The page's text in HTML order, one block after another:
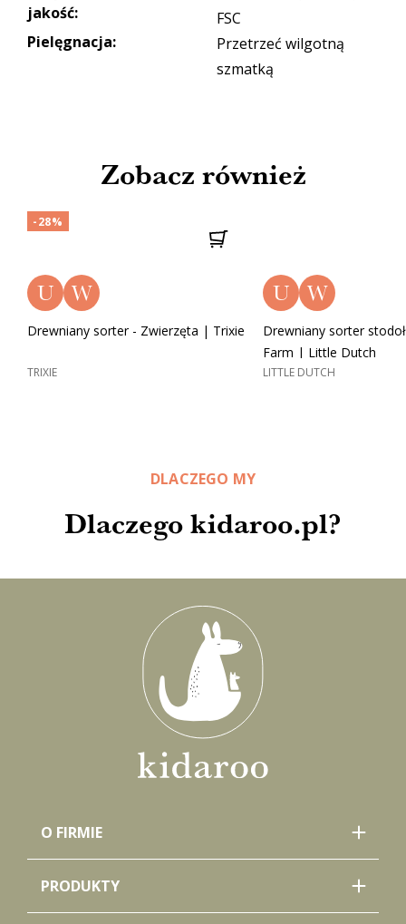
jakość:
FSC
Pielęgnacja:
Przetrzeć wilgotną
szmatką
Zobacz również
U W
Drewniany sorter - Zwierzęta | Trixie
TRIXIE
-28%
U W
Drewniany sorter
Farm | Little Dutch
LITTLE DUTCH
Dlaczego kidaroo.pl?
DLACZEGO MY
O FIRMIE
PRODUKTY